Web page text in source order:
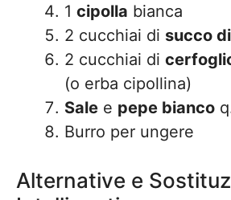
1 cipolla bianca
2 cucchiai di succo
2 cucchiai di
(o erba cipollina)
Sale e pepe bianco
Burro per ungere
Alternative e